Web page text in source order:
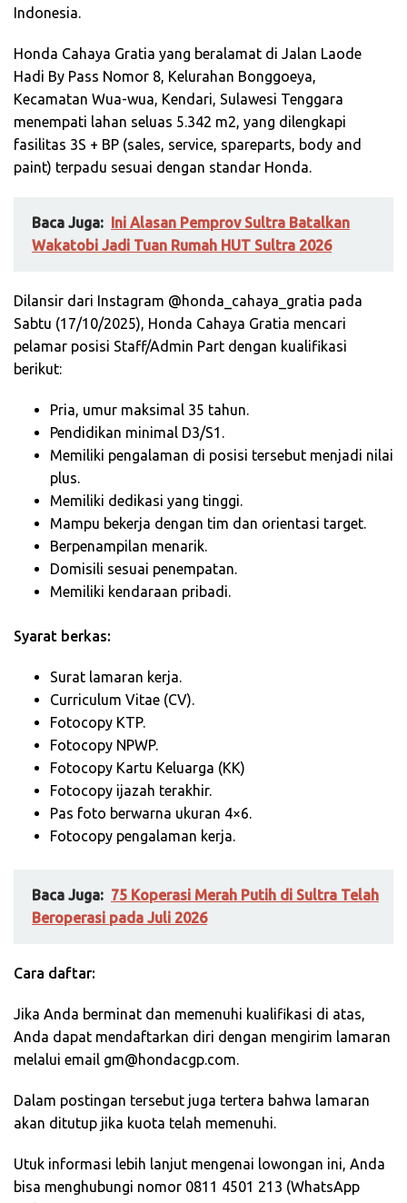
Indonesia.
Honda Cahaya Gratia yang beralamat di Jalan Laode
Hadi By Pass Nomor 8, Kelurahan Bonggoeya,
Kecamatan Wua-wua, Kendari, Sulawesi Tenggara
menempati lahan seluas 5.342 m2, yang dilengkapi
fasilitas 3S + BP (sales, service, spareparts, body and
paint) terpadu sesuai dengan standar Honda.
Baca Juga:
Ini Alasan Pemprov Sultra Batalkan
Wakatobi Jadi Tuan Rumah HUT Sultra 2026
Dilansir dari Instagram @honda_cahaya_gratia pada
Sabtu (17/10/2025), Honda Cahaya Gratia mencari
pelamar posisi Staff/Admin Part dengan kualifikasi
berikut:
Pria, umur maksimal 35 tahun.
Pendidikan minimal D3/S1.
Memiliki pengalaman di posisi tersebut menjadi nilai
plus.
Memiliki dedikasi yang tinggi.
Mampu bekerja dengan tim dan orientasi target.
Berpenampilan menarik.
Domisili sesuai penempatan.
Memiliki kendaraan pribadi.
Syarat berkas:
Surat lamaran kerja.
Curriculum Vitae (CV).
Fotocopy KTP.
Fotocopy NPWP.
Fotocopy Kartu Keluarga (KK)
Fotocopy ijazah terakhir.
Pas foto berwarna ukuran 4×6.
Fotocopy pengalaman kerja.
Baca Juga: 75 Koperasi Merah Putih di Sultra Telah
Beroperasi pada Juli 2026
Cara daftar:
Jika Anda berminat dan memenuhi kualifikasi di atas,
Anda dapat mendaftarkan diri dengan mengirim lamaran
melalui email gm@hondacgp.com.
Dalam postingan tersebut juga tertera bahwa lamaran
akan ditutup jika kuota telah memenuhi.
Utuk informasi lebih lanjut mengenai lowongan ini, Anda
bisa menghubungi nomor 0811 4501 213 (WhatsApp